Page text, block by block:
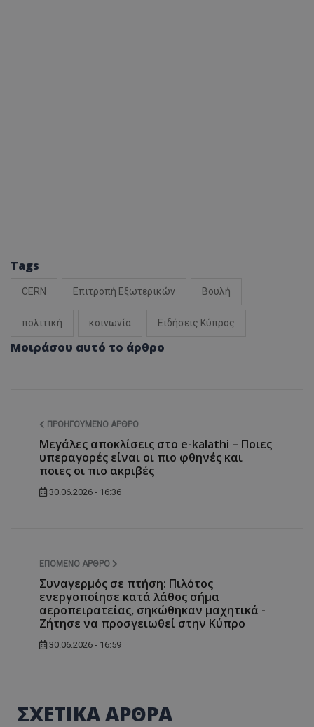
Tags
CERN Επιτροπή Εξωτερικών Βουλή
πολιτική κοινωνία Ειδήσεις Κύπρος
Μοιράσου αυτό το άρθρο
ΠΡΟΗΓΟΎΜΕΝΟ ΆΡΘΡΟ
Μεγάλες αποκλίσεις στο e-kalathi – Ποιες
υπεραγορές είναι οι πιο φθηνές και
ποιες οι πιο ακριβές
30.06.2026 - 16:36
ΕΠΌΜΕΝΟ ΆΡΘΡΟ
Συναγερμός σε πτήση: Πιλότος
ενεργοποίησε κατά λάθος σήμα
αεροπειρατείας, σηκώθηκαν μαχητικά -
Ζήτησε να προσγειωθεί στην Κύπρο
30.06.2026 - 16:59
ΣΧΕΤΙΚΑ ΑΡΘΡΑ